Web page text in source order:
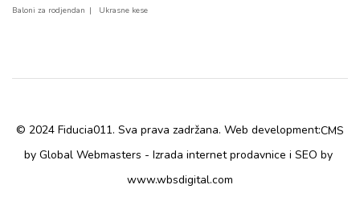
Baloni za rodjendan
Ukrasne kese
© 2024 Fiducia011. Sva prava zadržana. Web development:CMS
by Global Webmasters - Izrada internet prodavnice i SEO by
www.wbsdigital.com